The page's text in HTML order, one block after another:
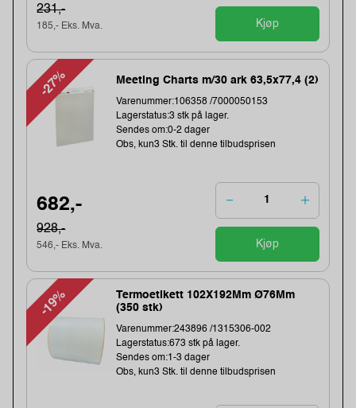
231,-
185,- Eks. Mva. Kjøp
-27% Meeting Charts m/30 ark 63,5x77,4 (2)
Varenummer:106358 /7000050153
Lagerstatus:3 stk på lager.
Sendes om:0-2 dager
Obs, kun3 Stk. til denne tilbudsprisen
682,-
928,-
546,- Eks. Mva. Kjøp
-19%
Termoetikett 102X192Mm Ø76Mm
(350 stk)
Varenummer:243896 /1315306-002
Lagerstatus:673 stk på lager.
Sendes om:1-3 dager
Obs, kun3 Stk. til denne tilbudsprisen